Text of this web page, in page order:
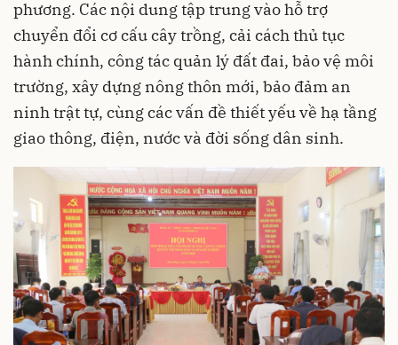
phương. Các nội dung tập trung vào hỗ trợ
chuyển đổi cơ cấu cây trồng, cải cách thủ tục
hành chính, công tác quản lý đất đai, bảo vệ môi
trường, xây dựng nông thôn mới, bảo đảm an
ninh trật tự, cùng các vấn đề thiết yếu về hạ tầng
giao thông, điện, nước và đời sống dân sinh.